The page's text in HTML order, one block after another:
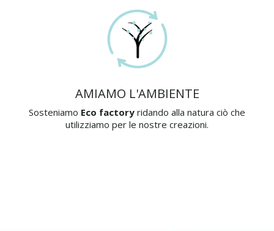
AMIAMO L'AMBIENTE
Sosteniamo Eco factory ridando alla natura ciò che
utilizziamo per le nostre creazioni.